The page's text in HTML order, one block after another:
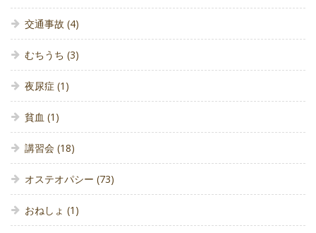
交通事故 (4)
むちうち (3)
夜尿症 (1)
貧血 (1)
講習会 (18)
オステオパシー (73)
おねしょ (1)